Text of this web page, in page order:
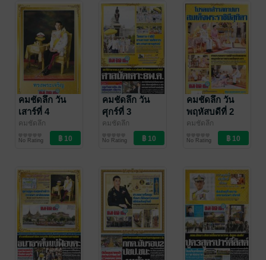
คมชัดลึก วัน
เสาร์ที่ 4
พฤษภาคม
พ.ศ.2562
คมชัดลึก
No Rating
คมชัดลึก วัน
ศุกร์ที่ 3
พฤษภาคม
พ.ศ.2562
คมชัดลึก
No Rating
คมชัดลึก วัน
พฤหัสบดีที่ 2
พฤษภาคม
พ.ศ.2562
คมชัดลึก
No Rating